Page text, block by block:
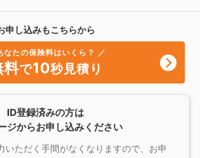
申し込みもこちらから
なたの保険料はいくら？ ／
料で10秒見積り
ID登録済みの方は
ジからお申し込みください
いただく手間がなくなりますので、お申